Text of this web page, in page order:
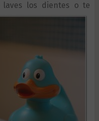
los dientes o te